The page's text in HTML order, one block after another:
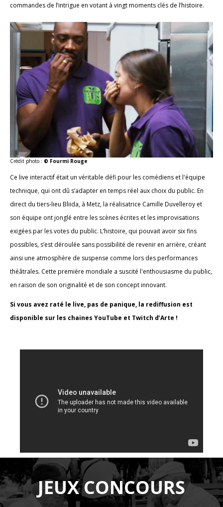
commandes de l’intrigue en votant à vingt moments clés de l’histoire.
Crédit photo : © Fourmi Rouge
Ce live interactif était un véritable défi pour les comédiens et l'équipe
technique, qui ont dû s’adapter en temps réel aux choix du public. En
direct du tiers-lieu Bliida, à Metz, la réalisatrice Camille Duvelleroy et
son équipe ont jonglé entre les scènes écrites et les improvisations
exigées par les votes du public. L’histoire, qui pouvait avoir six fins
possibles, s’est déroulée sans possibilité de revenir en arrière, créant
ainsi une atmosphère de suspense comme lors des performances
théâtrales. Cette première mondiale a suscité l'enthousiasme du public,
en raison de son originalité et de son concept innovant.
Si vous avez raté le live, pas de panique, la rediffusion est
disponible sur les chaines YouTube et Twitch d’Arte !
JEUX CONCOURS